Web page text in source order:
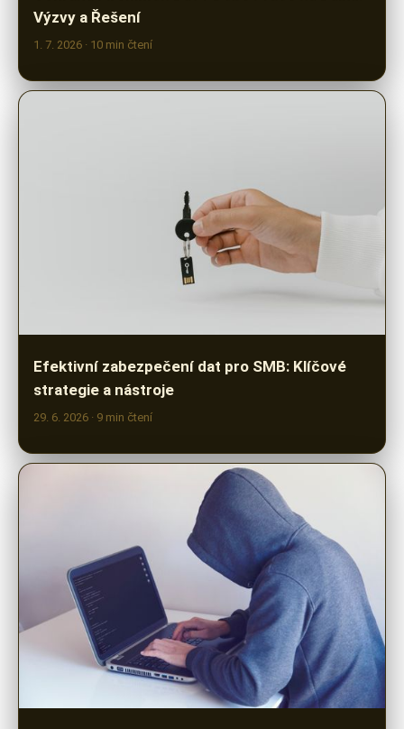
29. 6. 2026· 9 min čtení
Jak Skrýt Data Před Hackery: Účinná